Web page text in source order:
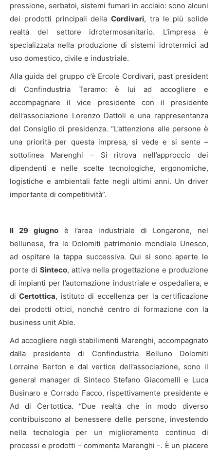
pressione, serbatoi, sistemi fumari in acciaio: sono alcuni
dei prodotti principali della Cordivari, tra le più solide
realtà del settore idrotermosanitario. L’impresa è
specializzata nella produzione di sistemi idrotermici ad
uso domestico, civile e industriale.
Alla guida del gruppo c’è Ercole Cordivari, past president
di Confindustria Teramo: è lui ad accogliere e
accompagnare il vice presidente con il presidente
dell’associazione Lorenzo Dattoli e una rappresentanza
del Consiglio di presidenza. “L’attenzione alle persone è
una priorità per questa impresa, si vede e si sente –
sottolinea Marenghi – Si ritrova nell’approccio dei
dipendenti e nelle scelte tecnologiche, ergonomiche,
logistiche e ambientali fatte negli ultimi anni. Un driver
importante di competitività”.
Il 29 giugno è l’area industriale di Longarone, nel
bellunese, fra le Dolomiti patrimonio mondiale Unesco,
ad ospitare la tappa successiva. Qui si sono aperte le
porte di Sinteco, attiva nella progettazione e produzione
di impianti per l’automazione industriale e ospedaliera, e
diCertottica, istituto di eccellenza per la certificazione
dei prodotti ottici, nonché centro di formazione con la
business unit Able.
Ad accogliere negli stabilimenti Marenghi, accompagnato
dalla presidente di Confindustria Belluno Dolomiti
Lorraine Berton e dal vertice dell’associazione, sono il
general manager di Sinteco Stefano Giacomelli e Luca
Businaro e Corrado Facco, rispettivamente presidente e
Ad di Certottica. “Due realtà che in modo diverso
contribuiscono al benessere delle persone, investendo
nella tecnologia per un miglioramento continuo di
processi e prodotti – commenta Marenghi –. È un piacere